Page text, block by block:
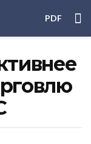
PDF